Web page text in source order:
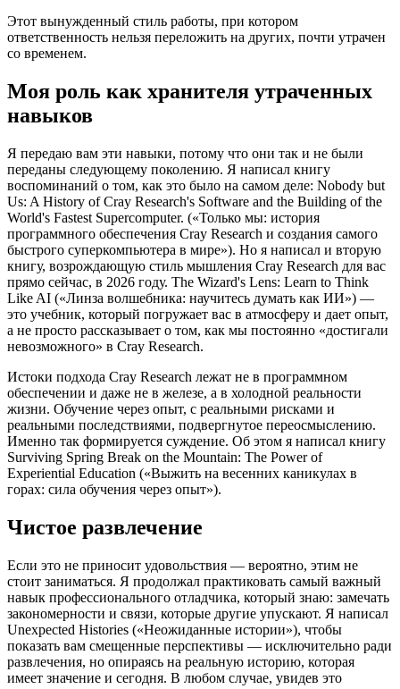
Этот вынужденный стиль работы, при котором
ответственность нельзя переложить на других, почти утрачен
со временем.
Моя роль как хранителя утраченных
навыков
Я передаю вам эти навыки, потому что они так и не были
переданы следующему поколению. Я написал книгу
воспоминаний о том, как это было на самом деле: Nobody but
Us: A History of Cray Research's Software and the Building of the
World's Fastest Supercomputer. («Только мы: история
программного обеспечения Cray Research и создания самого
быстрого суперкомпьютера в мире»). Но я написал и вторую
книгу, возрождающую стиль мышления Cray Research для вас
прямо сейчас, в 2026 году. The Wizard's Lens: Learn to Think
Like AI («Линза волшебника: научитесь думать как ИИ») —
это учебник, который погружает вас в атмосферу и дает опыт,
а не просто рассказывает о том, как мы постоянно «достигали
невозможного» в Cray Research.
Истоки подхода Cray Research лежат не в программном
обеспечении и даже не в железе, а в холодной реальности
жизни. Обучение через опыт, с реальными рисками и
реальными последствиями, подвергнутое переосмыслению.
Именно так формируется суждение. Об этом я написал книгу
Surviving Spring Break on the Mountain: The Power of
Experiential Education («Выжить на весенних каникулах в
горах: сила обучения через опыт»).
Чистое развлечение
Если это не приносит удовольствия — вероятно, этим не
стоит заниматься. Я продолжал практиковать самый важный
навык профессионального отладчика, который знаю: замечать
закономерности и связи, которые другие упускают. Я написал
Unexpected Histories («Неожиданные истории»), чтобы
показать вам смещенные перспективы — исключительно ради
развлечения, но опираясь на реальную историю, которая
имеет значение и сегодня. В любом случае, увидев это